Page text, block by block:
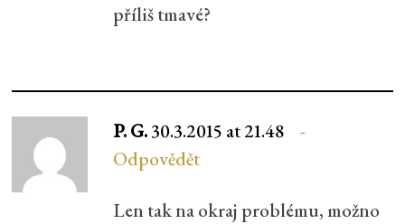
příliš tmavé?
P. G.30.3.2015 at 21.48
Odpovědět
Len tak na okraj problému, možno